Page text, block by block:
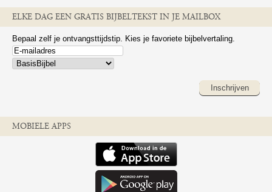
ELKE DAG EEN GRATIS BIJBELTEKST IN JE MAILBOX
Bepaal zelf je ontvangsttijdstip. Kies je favoriete bijbelvertaling.
Inschrijven
MOBIELE APPS